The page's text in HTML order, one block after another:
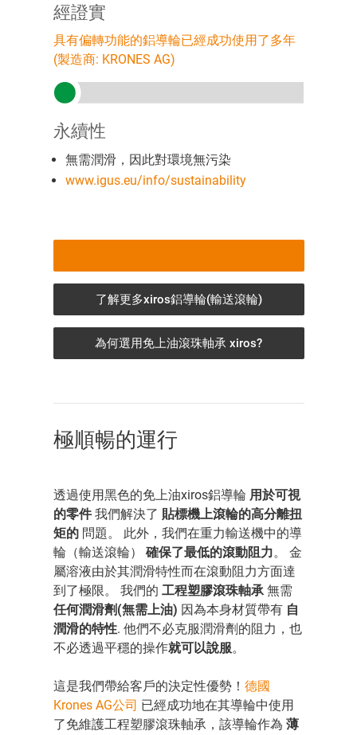
經證實
具有偏轉功能的鋁導輪已經成功使用了多年
(製造商: KRONES AG)
永續性
無需潤滑，因此對環境無污染
www.igus.eu/info/sustainability
了解更多xiros鋁導輪(輸送滾輪)
為何選用免上油滾珠軸承 xiros?
極順暢的運行
透過使用黑色的免上油xiros鋁導輪 用於可視
的零件我們解決了 貼標機上滾輪的高分離扭
矩的問題。 此外，我們在重力輸送機中的導
輪（輸送滾輪） 確保了最低的滾動阻力。 金
屬溶液由於其潤滑特性而在滾動阻力方面達
到了極限。 我們的 工程塑膠滾珠軸承無需
任何潤滑劑(無需上油) 因為本身材質帶有 自
潤滑的特性. 他們不必克服潤滑劑的阻力，也
不必透過平穩的操作就可以說服。
這是我們帶給客戶的決定性優勢！ 德國
Krones AG公司 已經成功地在其導輪中使用
了免維護工程塑膠滾珠軸承，該導輪作為 薄